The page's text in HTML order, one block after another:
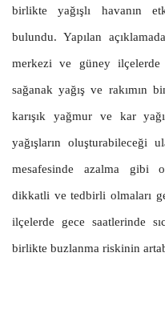
birlikte yağışlı havanın
bulundu. Yapılan
merkezi ve güney ilçelerde
sağanak yağış ve rakımın
karışık yağmur ve kar
yağışların oluşturabileceği
mesafesinde azalma gibi
dikkatli ve tedbirli olmaları
ilçelerde gece saatlerinde
birlikte buzlanma riskinin